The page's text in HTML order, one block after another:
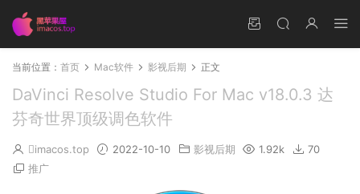
当前位置： 首页 Mac软件 影视后期 正文
DaVinci Resolve Studio For Mac v18.0.3 达
芬奇世界顶级调色软件
imacos.top 2022-10-10 影视后期 1.92k
70
推广